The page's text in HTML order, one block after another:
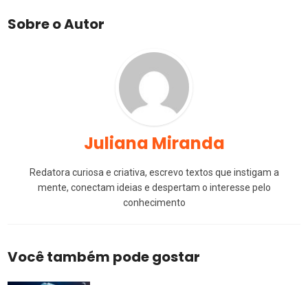
Sobre o Autor
Juliana Miranda
Redatora curiosa e criativa, escrevo textos que instigam a
mente, conectam ideias e despertam o interesse pelo
conhecimento
Você também pode gostar